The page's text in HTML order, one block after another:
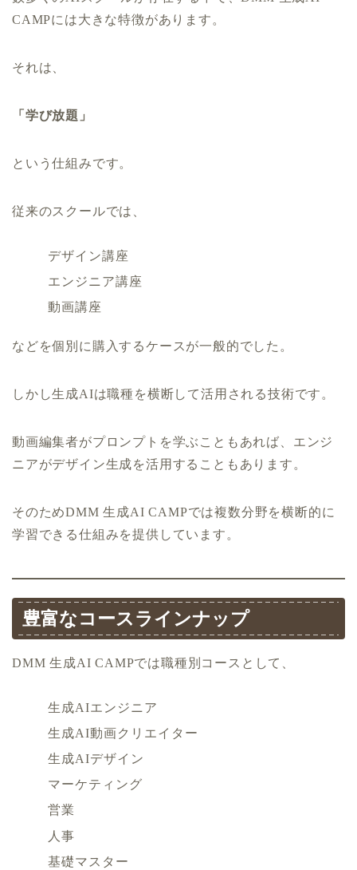
CAMPには大きな特徴があります。
それは、
「学び放題」
という仕組みです。
従来のスクールでは、
デザイン講座
エンジニア講座
動画講座
などを個別に購入するケースが一般的でした。
しかし生成AIは職種を横断して活用される技術です。
動画編集者がプロンプトを学ぶこともあれば、エンジ
ニアがデザイン生成を活用することもあります。
そのためDMM 生成AI CAMPでは複数分野を横断的に
学習できる仕組みを提供しています。
豊富なコースラインナップ
DMM 生成AI CAMPでは職種別コースとして、
生成AIエンジニア
生成AI動画クリエイター
生成AIデザイン
マーケティング
営業
人事
基礎マスター